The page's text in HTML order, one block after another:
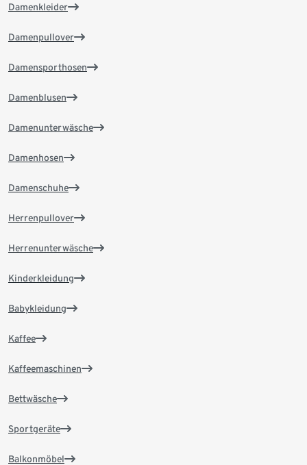
Damenkleider
Damenpullover
Damensporthosen
Damenblusen
Damenunterwäsche
Damenhosen
Damenschuhe
Herrenpullover
Herrenunterwäsche
Kinderkleidung
Babykleidung
Kaffee
Kaffeemaschinen
Bettwäsche
Sportgeräte
Balkonmöbel